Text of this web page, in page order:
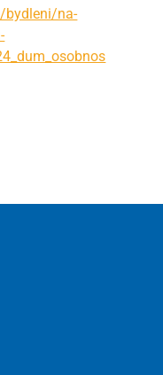
bydleni/na-